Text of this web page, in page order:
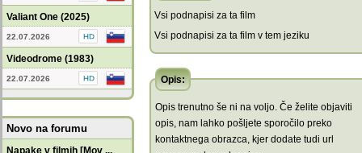
Valiant One (2025)
22.07.2026
Videodrome (1983)
22.07.2026
Novo na forumu
Napake v filmih [Mov ...
Vsi podnapisi za ta film
Vsi podnapisi za ta film v tem jeziku
Opis:
Opis trenutno še ni na voljo. Če želite objaviti
opis, nam lahko pošljete sporočilo preko
kontaktnega obrazca, kjer dodate tudi url